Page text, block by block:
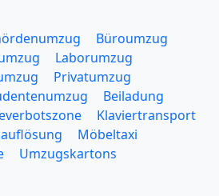
Büroumzug
Laborumzug
Privatumzug
Beiladung
Klaviertransport
Möbeltaxi
Umzugskartons